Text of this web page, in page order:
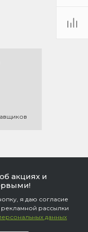
акциях и
я даю согласие
рассылки
данных